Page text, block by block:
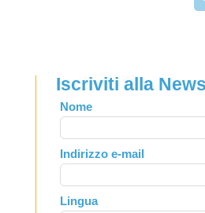
Iscriviti alla
Leave
this
field
blank
Nome
Indirizzo e-mail
Lingua